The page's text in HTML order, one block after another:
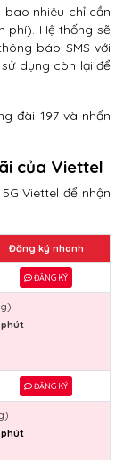
bao nhiêu chỉ cần
phí). Hệ thống sẽ
báo SMS với
dụng còn lại để
đài 197 và nhấn
của Viettel
Viettel để nhận
Đăng ký nhanh
ĐĂNG KÝ
phút
ĐĂNG KÝ
phút